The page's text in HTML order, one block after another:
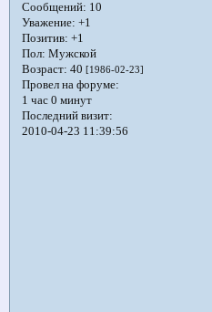
Сообщений: 10
Уважение: +1
Позитив: +1
Пол: Мужской
Возраст: 40 [1986-02-23]
Провел на форуме:
1 час 0 минут
Последний визит:
2010-04-23 11:39:56